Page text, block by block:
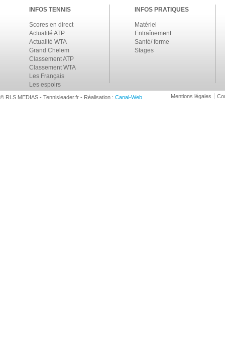
INFOS TENNIS
Scores en direct
Actualité ATP
Actualité WTA
Grand Chelem
Classement ATP
Classement WTA
Les Français
Les espoirs
INFOS PRATIQUES
Matériel
Entraînement
Santé/ forme
Stages
© RLS MEDIAS - Tennisleader.fr - Réalisation : Canal-Web Mentions légales